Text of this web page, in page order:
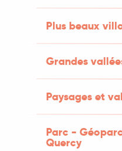
Plus beaux
Grandes
Paysages et
Parc -
Quercy
: Visite expo
et accueil" Jeu
EXPOSITION
ARTS